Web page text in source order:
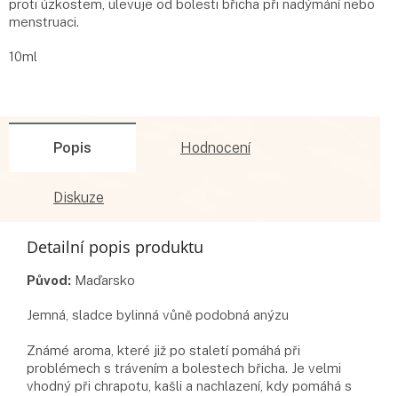
proti úzkostem, ulevuje od bolesti břicha při nadýmání nebo
menstruaci.
10ml
Popis Hodnocení
Diskuze
Detailní popis produktu
Původ: Maďarsko
Jemná, sladce bylinná vůně podobná anýzu
Známé aroma, které již po staletí pomáhá při
problémech s trávením a bolestech břicha. Je velmi
vhodný při chrapotu, kašli a nachlazení, kdy pomáhá s